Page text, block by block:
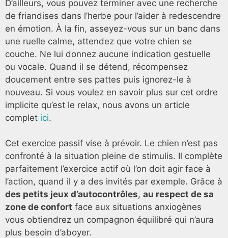
D’ailleurs, vous pouvez terminer avec une recherche
de friandises dans l’herbe pour l’aider à redescendre
en émotion. À la fin, asseyez-vous sur un banc dans
une ruelle calme, attendez que votre chien se
couche. Ne lui donnez aucune indication gestuelle
ou vocale. Quand il se détend, récompensez
doucement entre ses pattes puis ignorez-le à
nouveau. Si vous voulez en savoir plus sur cet ordre
implicite qu’est le relax, nous avons un article
complet ici.
Cet exercice passif vise à prévoir. Le chien n’est pas
confronté à la situation pleine de stimulis. Il complète
parfaitement l’exercice actif où l’on doit agir face à
l’action, quand il y a des invités par exemple. Grâce à
des petits jeux d’autocontrôles, au respect de sa
zone de confort face aux situations anxiogènes
vous obtiendrez un compagnon équilibré qui n’aura
plus besoin d’aboyer.